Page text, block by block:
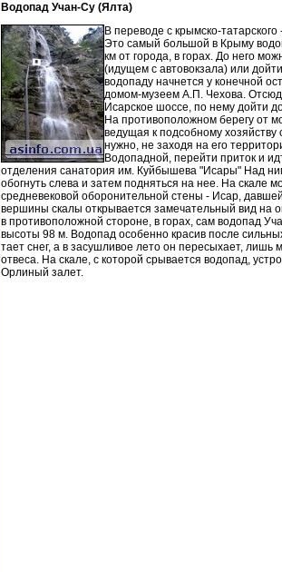
Водопад Учан-Су (Ялта)
В переводе с крымско-
Это самый большой в Крыму
км от города, в горах. До него
(идущем с автовокзала) или
водопаду начнется у конечной
домом-музеем А.П. Чехова.
Исарское шоссе, по нему дойти
На противоположном берегу от
ведущая к подсобному
нужно, не заходя на его
Водопадной, перейти приток и
отделения санатория им. Куйбышева "Исары" Над
обогнуть слева и затем подняться на нее. На скале
средневековой оборонительной стены - Исар,
вершины скалы открывается замечательный вид на
в противоположной стороне, в горах, сам водопад
высоты 98 м. Водопад особенно красив после
тает снег, а в засушливое лето он пересыхает, лишь
отвеса. На скале, с которой срывается водопад,
Орлиный залет.